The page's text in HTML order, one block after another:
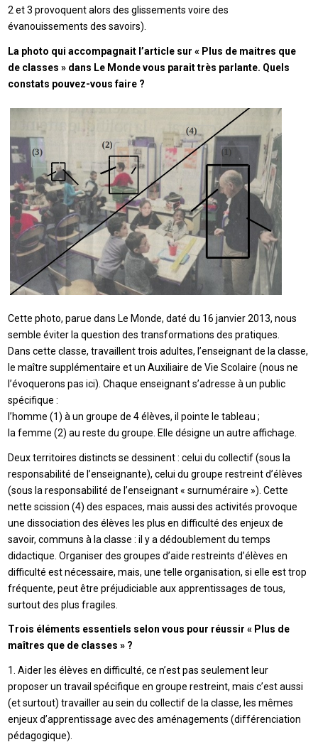
2 et 3 provoquent alors des glissements voire des
évanouissements des savoirs).
La photo qui accompagnait l’article sur « Plus de maitres que
de classes » dans Le Monde vous parait très parlante. Quels
constats pouvez-vous faire ?
Cette photo, parue dans Le Monde, daté du 16 janvier 2013, nous
semble éviter la question des transformations des pratiques.
Dans cette classe, travaillent trois adultes, l’enseignant de la classe,
le maître supplémentaire et un Auxiliaire de Vie Scolaire (nous ne
l’évoquerons pas ici). Chaque enseignant s’adresse à un public
spécifique :
l’homme (1) à un groupe de 4 élèves, il pointe le tableau ;
la femme (2) au reste du groupe. Elle désigne un autre affichage.
Deux territoires distincts se dessinent : celui du collectif (sous la
responsabilité de l’enseignante), celui du groupe restreint d’élèves
(sous la responsabilité de l’enseignant « surnuméraire »). Cette
nette scission (4) des espaces, mais aussi des activités provoque
une dissociation des élèves les plus en difficulté des enjeux de
savoir, communs à la classe : il y a dédoublement du temps
didactique. Organiser des groupes d’aide restreints d’élèves en
difficulté est nécessaire, mais, une telle organisation, si elle est trop
fréquente, peut être préjudiciable aux apprentissages de tous,
surtout des plus fragiles.
Trois éléments essentiels selon vous pour réussir « Plus de
maîtres que de classes » ?
1. Aider les élèves en difficulté, ce n’est pas seulement leur
proposer un travail spécifique en groupe restreint, mais c’est aussi
(et surtout) travailler au sein du collectif de la classe, les mêmes
enjeux d’apprentissage avec des aménagements (différenciation
pédagogique).